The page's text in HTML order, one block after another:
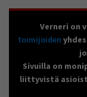
Verneri on
toimijoiden
Sivuilla on
liittyvistä